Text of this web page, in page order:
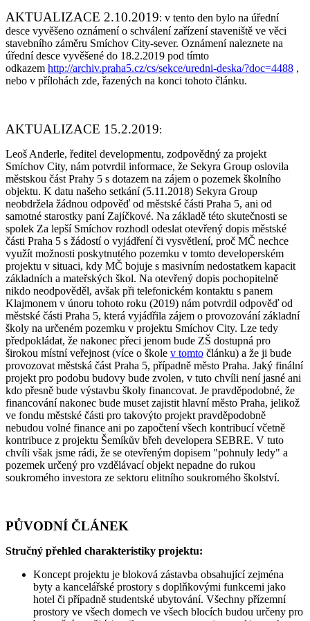
AKTUALIZACE 2.10.2019: v tento den bylo na úřední
desce vyvěšeno oznámení o schválení zařízení staveniště ve věci
stavebního záměru Smíchov City-sever. Oznámení naleznete na
úřední desce vyvěšené do 18.2.2019 pod tímto
odkazem http://archiv.praha5.cz/cs/sekce/uredni-deska/?doc=4488 ,
nebo v přílohách zde, řazených na konci tohoto článku.
AKTUALIZACE 15.2.2019:
Leoš Anderle, ředitel developmentu, zodpovědný za projekt
Smíchov City, nám potvrdil informace, že Sekyra Group oslovila
městskou část Prahy 5 s dotazem na zájem o pozemek školního
objektu. K datu našeho setkání (5.11.2018) Sekyra Group
neobdržela žádnou odpověď od městské části Praha 5, ani od
samotné starostky paní Zajíčkové. Na základě této skutečnosti se
spolek Za lepší Smíchov rozhodl odeslat otevřený dopis městské
části Praha 5 s žádostí o vyjádření či vysvětlení, proč MČ nechce
využít možnosti poskytnutého pozemku v tomto developerském
projektu v situaci, kdy MČ bojuje s masivním nedostatkem kapacit
základních a mateřských škol. Na otevřený dopis pochopitelně
nikdo neodpověděl, avšak při telefonickém kontaktu s panem
Klajmonem v únoru tohoto roku (2019) nám potvrdil odpověď od
městské části Praha 5, která vyjádřila zájem o provozování základní
školy na určeném pozemku v projektu Smíchov City. Lze tedy
předpokládat, že nakonec přeci jenom bude ZŠ dostupná pro
širokou místní veřejnost (více o škole v tomto článku) a že ji bude
provozovat městská část Praha 5, případně město Praha. Jaký finální
projekt pro podobu budovy bude zvolen, v tuto chvíli není jasné ani
kdo přesně bude výstavbu školy financovat. Je pravděpodobné, že
financování nakonec bude muset zajistit hlavní město Praha, jelikož
ve fondu městské části pro takovýto projekt pravděpodobně
nebudou volné finance ani po započtení všech kontribucí včetně
kontribuce z projektu Šemíkův břeh developera SEBRE. V tuto
chvíli však jsme rádi, že se otevřeným dopisem "pohnuly ledy" a
pozemek určený pro vzdělávací objekt nepadne do rukou
soukromého investora ze sektoru elitního soukromého školství.
PŮVODNÍ ČLÁNEK
Stručný přehled charakteristiky projektu:
Koncept projektu je bloková zástavba obsahující zejména
byty a kancelářské prostory s doplňkovými funkcemi jako
hotel či případně studentské ubytování. Všechny přízemní
prostory ve všech domech ve všech blocích budou určeny pro